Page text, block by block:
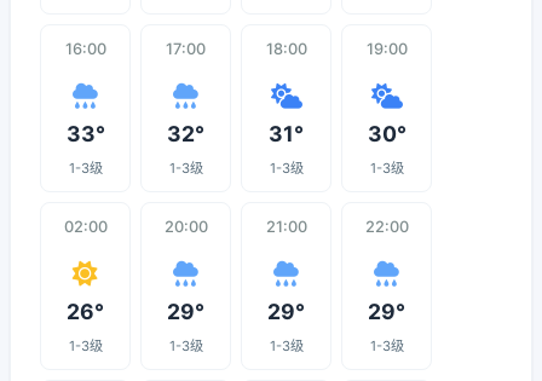
16:00
33°
1-3级
17:00
32°
1-3级
18:00
31°
1-3级
19:00
30°
1-3级
02:00
26°
1-3级
20:00
29°
1-3级
21:00
29°
1-3级
22:00
29°
1-3级